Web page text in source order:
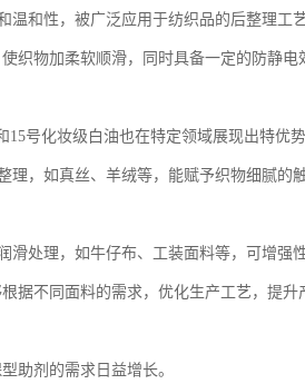
温和性，被广泛应用于纺织品的后整理工艺
织物加柔软顺滑，同时具备一定的防静电
号化妆级白油也在特定领域展现出特优势
，如真丝、羊绒等，能赋予织物细腻的触
处理，如牛仔布、工装面料等，可增强
据不同面料的需求，优化生产工艺，提升
助剂的需求日益增长。